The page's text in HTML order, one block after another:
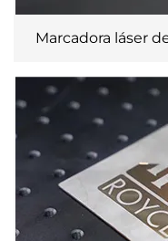
Marcadora láser